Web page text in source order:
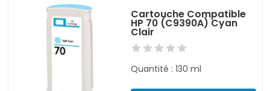
Cartouche Compatible
HP 70 (C9390A) Cyan
Clair
Quantité : 130 ml